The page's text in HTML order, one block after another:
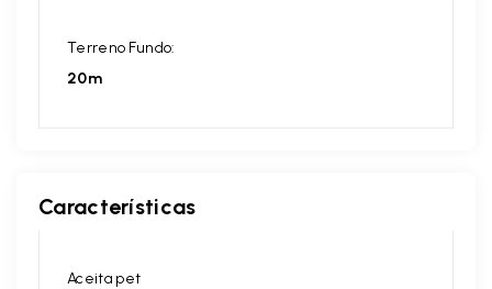
Terreno Fundo:
20m
Características
Aceita pet